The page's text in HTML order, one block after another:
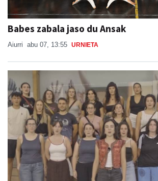
Babes zabala jaso du Ansak
Aiurri abu 07, 13:55 URNIETA